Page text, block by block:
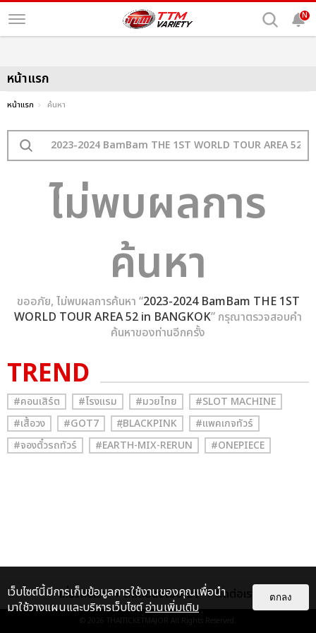
N
หน้าแรก
หน้าแรก ค้นหา
ไม่พบผลการ
ค้นหา
ขออภัย, ไม่พบผลการค้นหา “2023-2024 BamBam THE 1ST
WORLD TOUR AREA 52 in BANGKOK” กรุณาตรวจสอบคำ
ค้นหาของท่านอีกครั้ง
TREND
#คอนเสิร์ต #โรงแรม #มวยไทย
#SLOT MACHINE
#เสื้อวง
#GOT7 #ฺBLACKPINK
#แพคเกจทัวร์
#จองตั๋วรถทัวร์
#EARTH-MIX-RERUN #ONEPIECE
เกี่ยวกับเรา ติดต่อลงโฆษณา ติดต่อเรา
© 2026 THAITICKETMAJOR All Rights Reserved.
เว็บไซต์นี้มีการเก็บข้อมูลการใช้งานของคุณเพื่อนำ
มาใช้วางแผนและบริหารเว็บไซต์อ่านเพิ่มเติม
ตกลง